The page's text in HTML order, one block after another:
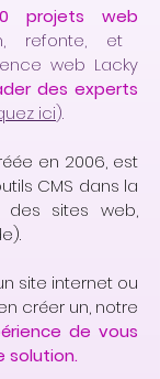
projets web
refonte, et
web Lacky
des experts
ici).
en 2006, est
CMS dans la
des sites web,
site internet ou
créer un, notre
de vous
solution.